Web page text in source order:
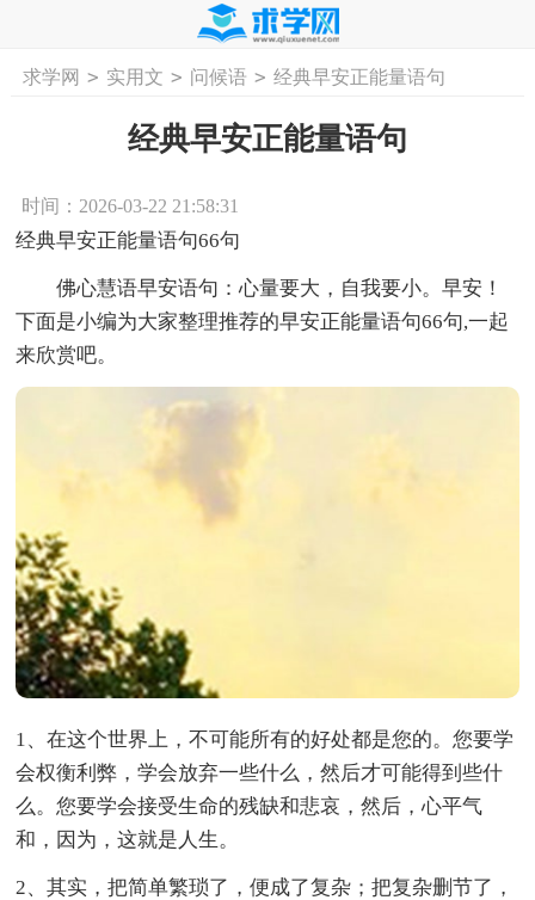
首页 工作计划 活动计划 学习计划
求学网 > 实用文 > 问候语 > 经典早安正能量语句
经典早安正能量语句
时间：2026-03-22 21:58:31
经典早安正能量语句66句
佛心慧语早安语句：心量要大，自我要小。早安！
下面是小编为大家整理推荐的早安正能量语句66句,一起
来欣赏吧。
1、在这个世界上，不可能所有的好处都是您的。您要学
会权衡利弊，学会放弃一些什么，然后才可能得到些什
么。您要学会接受生命的残缺和悲哀，然后，心平气
和，因为，这就是人生。
2、其实，把简单繁琐了，便成了复杂；把复杂删节了，